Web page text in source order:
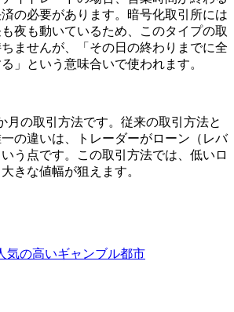
の必要があります。暗号化取引所には
夜も動いているため、このタイプの取
ませんが、「その日の終わりまでに全
」という意味合いで使われます。
月の取引方法です。従来の取引方法と
の違いは、トレーダーがローン（レバ
う点です。この取引方法では、低いロ
きな値幅が狙えます。
気の高いギャンブル都市